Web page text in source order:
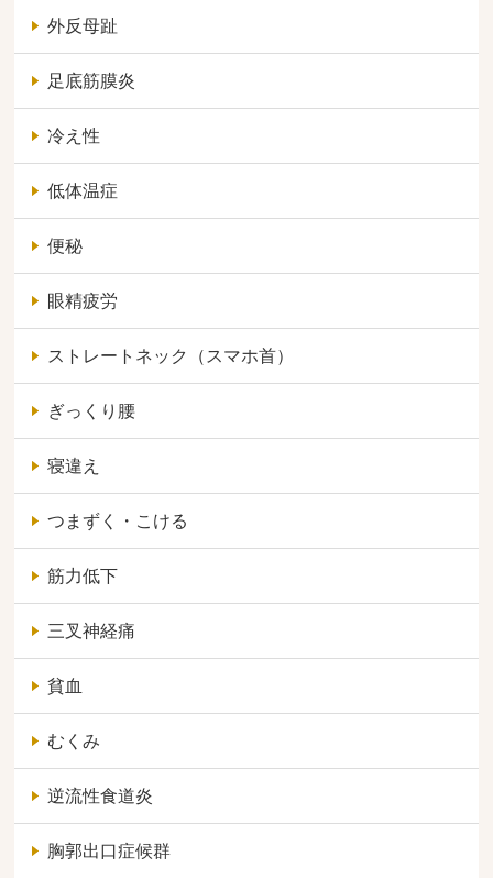
外反母趾
足底筋膜炎
冷え性
低体温症
便秘
眼精疲労
ストレートネック（スマホ首）
ぎっくり腰
寝違え
つまずく・こける
筋力低下
三叉神経痛
貧血
むくみ
逆流性食道炎
胸郭出口症候群